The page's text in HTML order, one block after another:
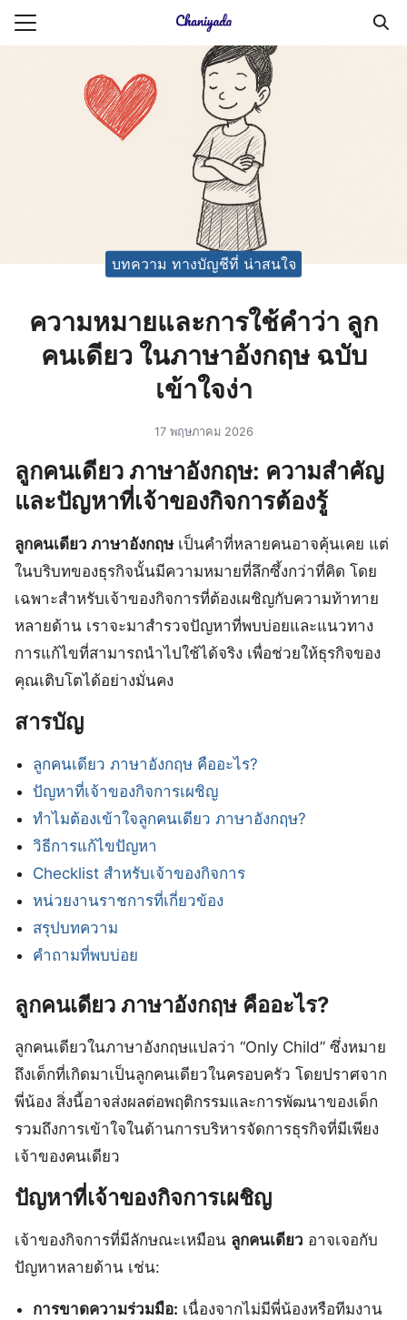
Skip
ยความเป็นส่วนตัว
บทความ ทางบัญชีที่ น่าสนใจ
ความหมายและการใช้คำว่า ลูก
คนเดียว ในภาษาอังกฤษ ฉบับ
เข้าใจง่า
17 พฤษภาคม 2026
ลูกคนเดียว ภาษาอังกฤษ: ความสำคัญ
และปัญหาที่เจ้าของกิจการต้องรู้
ลูกคนเดียว ภาษาอังกฤษ เป็นคำที่หลายคนอาจคุ้นเคย แต่
ในบริบทของธุรกิจนั้นมีความหมายที่ลึกซึ้งกว่าที่คิด โดย
เฉพาะสำหรับเจ้าของกิจการที่ต้องเผชิญกับความท้าทาย
หลายด้าน เราจะมาสำรวจปัญหาที่พบบ่อยและแนวทาง
การแก้ไขที่สามารถนำไปใช้ได้จริง เพื่อช่วยให้ธุรกิจของ
คุณเติบโตได้อย่างมั่นคง
สารบัญ
ลูกคนเดียว ภาษาอังกฤษ คืออะไร?
ปัญหาที่เจ้าของกิจการเผชิญ
ทำไมต้องเข้าใจลูกคนเดียว ภาษาอังกฤษ?
วิธีการแก้ไขปัญหา
Checklist สำหรับเจ้าของกิจการ
หน่วยงานราชการที่เกี่ยวข้อง
สรุปบทความ
คำถามที่พบบ่อย
ลูกคนเดียว ภาษาอังกฤษ คืออะไร?
ลูกคนเดียวในภาษาอังกฤษแปลว่า “Only Child” ซึ่งหมาย
ถึงเด็กที่เกิดมาเป็นลูกคนเดียวในครอบครัว โดยปราศจาก
พี่น้อง สิ่งนี้อาจส่งผลต่อพฤติกรรมและการพัฒนาของเด็ก
รวมถึงการเข้าใจในด้านการบริหารจัดการธุรกิจที่มีเพียง
เจ้าของคนเดียว
ปัญหาที่เจ้าของกิจการเผชิญ
เจ้าของกิจการที่มีลักษณะเหมือน ลูกคนเดียว อาจเจอกับ
ปัญหาหลายด้าน เช่น:
การขาดความร่วมมือ: เนื่องจากไม่มีพี่น้องหรือทีมงาน